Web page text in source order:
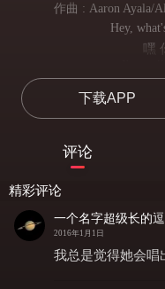
作曲 : Aaron Ayala/
Hey,
嘿
我
You
居然开
But
下载APP
评论
精彩评论
一个名字超级长的
2016年1月1日
我总是觉得她会唱